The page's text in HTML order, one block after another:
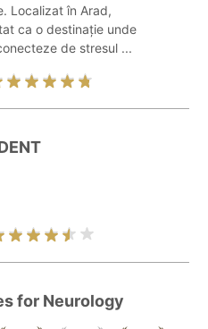
Localizat în Arad,
ca o destinație unde
de stresul ...
for Neurology